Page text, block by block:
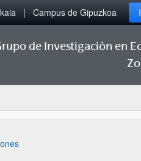
Campus de Gipuzkoa
de Investigación en